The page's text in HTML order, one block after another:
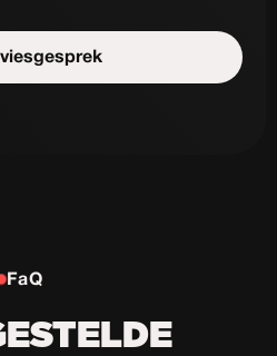
de uitdaging
FaQ